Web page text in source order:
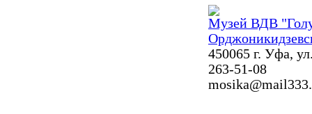
Музей ВДВ
450065 г. Уфа,
263-51-08